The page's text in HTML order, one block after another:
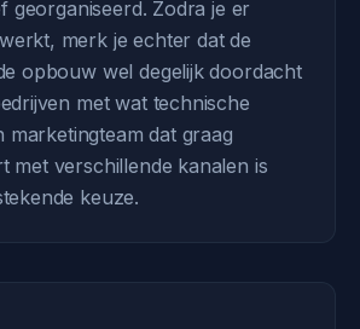
georganiseerd. Zodra je er
merk je echter dat de
opbouw wel degelijk doordacht
met wat technische
marketingteam dat graag
met verschillende kanalen is
keuze.